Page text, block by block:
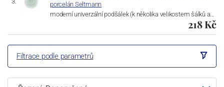
porcelán Seltmann
moderní univerzální podšálek (k několika velikostem šálků a…
218 Kč
Filtrace podle parametrů